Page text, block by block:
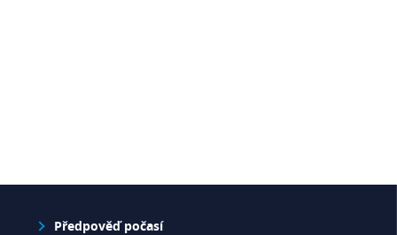
Předpověď počasí